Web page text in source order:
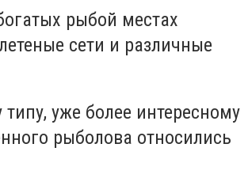
рыбой местах
сети и различные
типу, уже более интересному
рыболова относились